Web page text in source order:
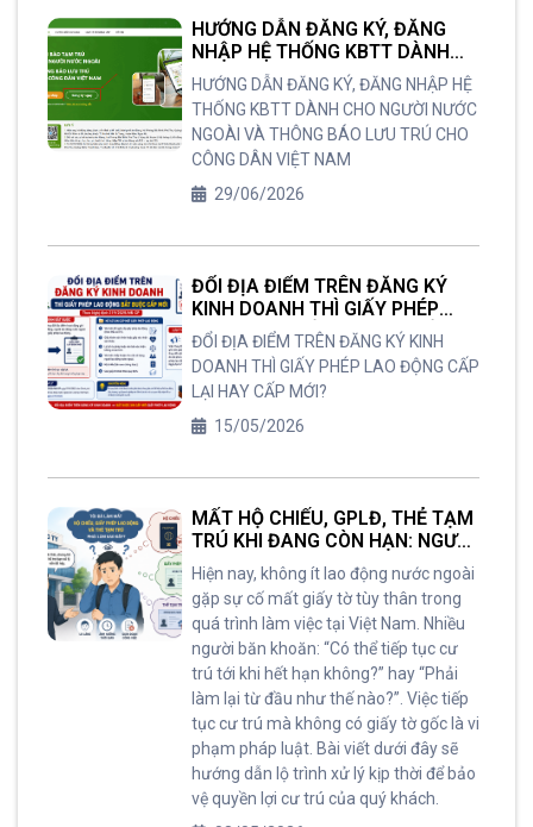
HƯỚNG DẪN ĐĂNG KÝ, ĐĂNG
NHẬP HỆ THỐNG KBTT DÀNH
CHO NGƯỜI NƯỚC NGOÀI VÀ
THÔNG BÁO LƯU TRÚ CHO
CÔNG DÂN VIỆT NAM
HƯỚNG DẪN ĐĂNG KÝ, ĐĂNG NHẬP HỆ
THỐNG KBTT DÀNH CHO NGƯỜI NƯỚC
NGOÀI VÀ THÔNG BÁO LƯU TRÚ CHO
CÔNG DÂN VIỆT NAM
29/06/2026
ĐỔI ĐỊA ĐIỂM TRÊN ĐĂNG KÝ
KINH DOANH THÌ GIẤY PHÉP
LAO ĐỘNG CẤP LẠI HAY CẤP
MỚI?
ĐỔI ĐỊA ĐIỂM TRÊN ĐĂNG KÝ KINH
DOANH THÌ GIẤY PHÉP LAO ĐỘNG CẤP
LẠI HAY CẤP MỚI?
15/05/2026
MẤT HỘ CHIẾU, GPLĐ, THẺ TẠM
TRÚ KHI ĐANG CÒN HẠN: NGƯỜI
LAO ĐỘNG NƯỚC NGOÀI TẠI
VIỆT NAM PHẢI LÀM GÌ ?
Hiện nay, không ít lao động nước ngoài
gặp sự cố mất giấy tờ tùy thân trong
quá trình làm việc tại Việt Nam. Nhiều
người băn khoăn: “Có thể tiếp tục cư
trú tới khi hết hạn không?” hay “Phải
làm lại từ đầu như thế nào?”. Việc tiếp
tục cư trú mà không có giấy tờ gốc là vi
phạm pháp luật. Bài viết dưới đây sẽ
hướng dẫn lộ trình xử lý kịp thời để bảo
vệ quyền lợi cư trú của quý khách.